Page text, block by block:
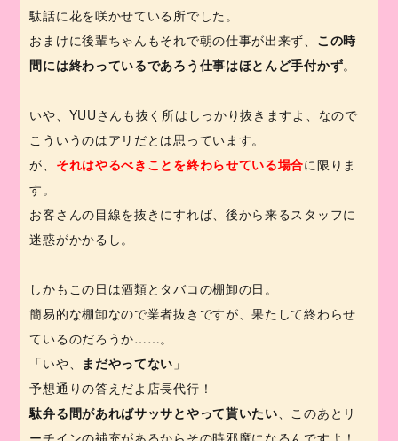
駄話に花を咲かせている所でした。
おまけに後輩ちゃんもそれで朝の仕事が出来ず、 この時
間には終わっているであろう仕事はほとんど手付かず。
いや、 YUUさんも抜く所はしっかり抜きますよ、なので
こういうのはアリだとは思っています。
が、 それはやるべきことを終わらせている場合に限りま
す。
お客さんの目線を抜きにすれば、後から来るスタッフに
迷惑がかかるし。
しかもこの日は酒類とタバコの棚卸の日。
簡易的な棚卸なので業者抜きですが、果たして終わらせ
ているのだろうか……。
「いや、
まだやってない 」
予想通りの答えだよ店長代行！
駄弁る間があればサッサとやって貰いたい 、このあとリ
ーチインの補充があるからその時邪魔になるんですよ！